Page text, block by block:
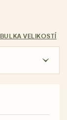
VELIKOSTÍ